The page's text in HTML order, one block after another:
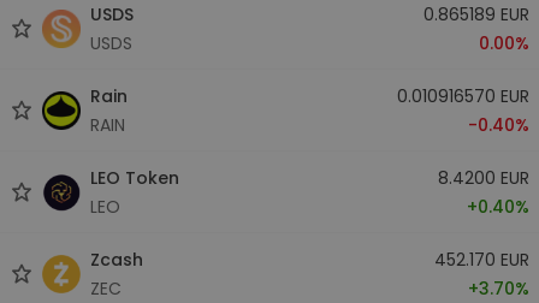
USDS
USDS
0.865189 EUR
0.00%
Rain
RAIN
0.010916570 EUR
-0.40%
LEO Token
LEO
8.4200 EUR
+0.40%
Zcash
ZEC
452.170 EUR
+3.70%